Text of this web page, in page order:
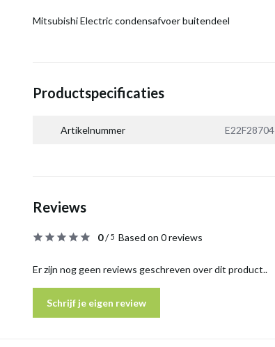
Mitsubishi Electric condensafvoer buitendeel
Productspecificaties
Artikelnummer E22F28704
Reviews
0/5 Based on 0 reviews
Er zijn nog geen reviews geschreven over dit product..
Schrijf je eigen review